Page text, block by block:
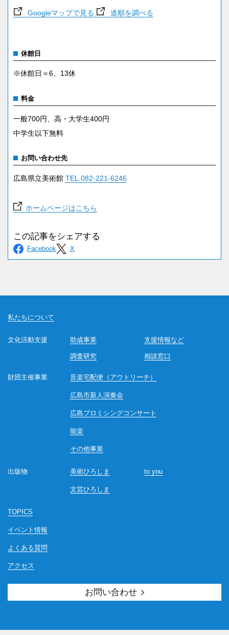
Googleマップで見る 道順を調べる
休館日
※休館日＝6、13休
料金
一般700円、高・大学生400円
中学生以下無料
お問い合わせ先
広島県立美術館 TEL.082-221-6246
ホームページはこちら
私たちについて
文化活動支援 助成事業
調査研究 相談窓口
支援情報など
財団主催事業 音楽宅配便（アウトリーチ）
広島市新人演奏会
広島プロミシングコンサート
能楽
その他事業
出版物 美術ひろしま
文芸ひろしま
to you
TOPICS
イベント情報
よくある質問
アクセス
お問い合わせ